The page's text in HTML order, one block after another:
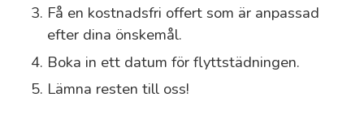
Få en kostnadsfri offert som är anpassad
efter dina önskemål.
Boka in ett datum för flyttstädningen.
Lämna resten till oss!